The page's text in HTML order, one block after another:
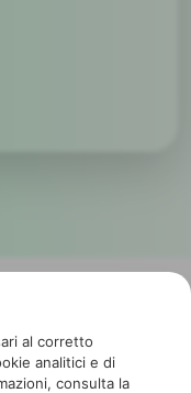
al corretto
analitici e di
consulta la